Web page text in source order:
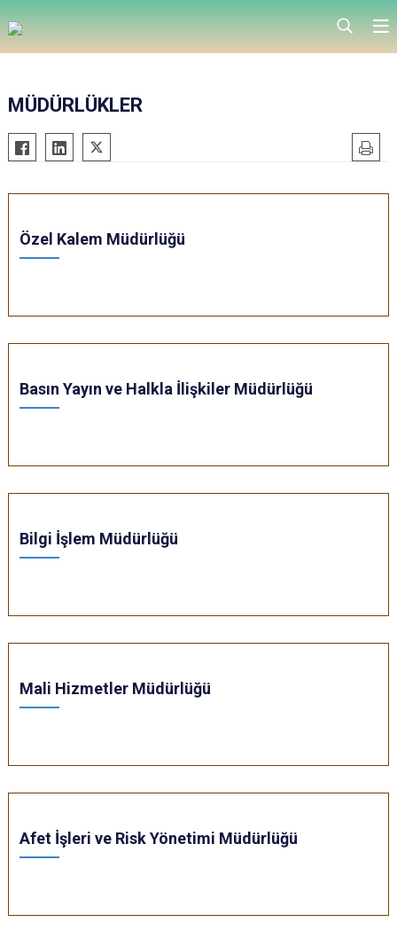
MÜDÜRLÜKLER
Özel Kalem Müdürlüğü
Basın Yayın ve Halkla İlişkiler Müdürlüğü
Bilgi İşlem Müdürlüğü
Mali Hizmetler Müdürlüğü
Afet İşleri ve Risk Yönetimi Müdürlüğü